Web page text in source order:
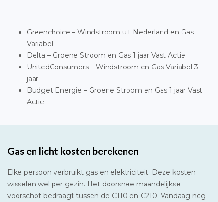
Greenchoice – Windstroom uit Nederland en Gas
Variabel
Delta – Groene Stroom en Gas 1 jaar Vast Actie
UnitedConsumers – Windstroom en Gas Variabel 3
jaar
Budget Energie – Groene Stroom en Gas 1 jaar Vast
Actie
Gas en licht kosten berekenen
Elke persoon verbruikt gas en elektriciteit. Deze kosten
wisselen wel per gezin. Het doorsnee maandelijkse
voorschot bedraagt tussen de €110 en €210. Vandaag nog